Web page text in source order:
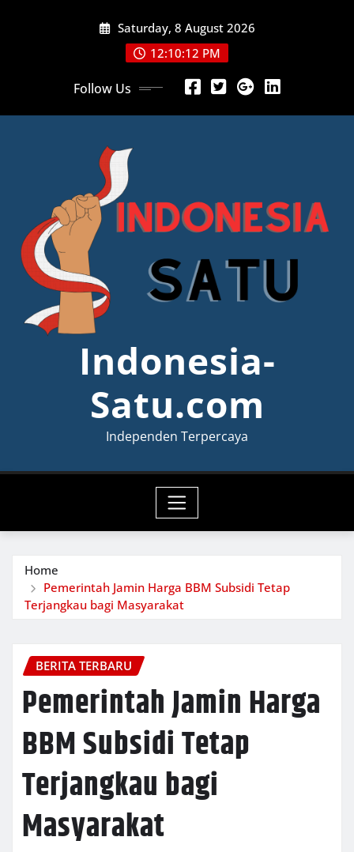
Saturday, 8 August 2026
12:10:14 PM
Follow Us
Indonesia-
Satu.com
Independen Terpercaya
Home
Pemerintah Jamin Harga BBM Subsidi Tetap
Terjangkau bagi Masyarakat
BERITA TERBARU
Pemerintah Jamin Harga
BBM Subsidi Tetap
Terjangkau bagi
Masyarakat